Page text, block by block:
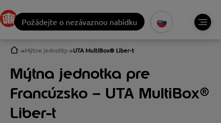
Požádejte o nezávaznou nabídku
Mýtne jednotky UTA MultiBox® Liber-t
Mýtna jednotka pre
Francúzsko – UTA MultiBox®
Liber-t